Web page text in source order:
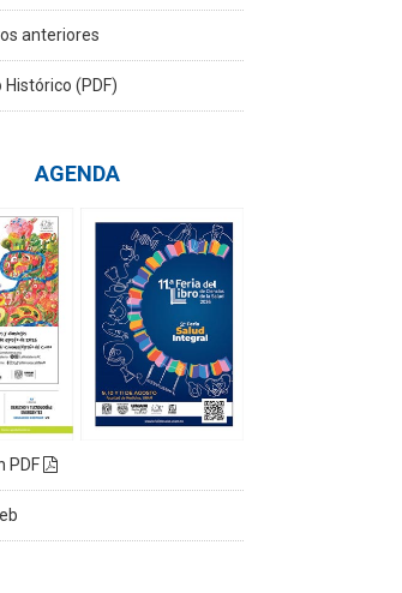
anteriores
(PDF)
AGENDA
PDF